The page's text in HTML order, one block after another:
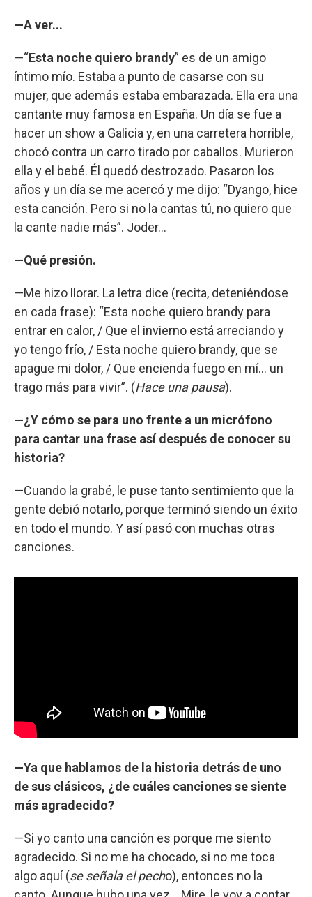
—A ver...
—“Esta noche quiero brandy” es de un amigo
íntimo mío. Estaba a punto de casarse con su
mujer, que además estaba embarazada. Ella era una
cantante muy famosa en España. Un día se fue a
hacer un show a Galicia y, en una carretera horrible,
chocó contra un carro tirado por caballos. Murieron
ella y el bebé. Él quedó destrozado. Pasaron los
años y un día se me acercó y me dijo: “Dyango, hice
esta canción. Pero si no la cantas tú, no quiero que
la cante nadie más”. Joder...
—Qué presión.
—Me hizo llorar. La letra dice (recita, deteniéndose
en cada frase): “Esta noche quiero brandy para
entrar en calor, / Que el invierno está arreciando y
yo tengo frío, / Esta noche quiero brandy, que se
apague mi dolor, / Que encienda fuego en mí... un
trago más para vivir”. (Hace una pausa).
—¿Y cómo se para uno frente a un micrófono
para cantar una frase así después de conocer su
historia?
—Cuando la grabé, le puse tanto sentimiento que la
gente debió notarlo, porque terminó siendo un éxito
en todo el mundo. Y así pasó con muchas otras
canciones.
—Ya que hablamos de la historia detrás de uno
de sus clásicos, ¿de cuáles canciones se siente
más agradecido?
—Si yo canto una canción es porque me siento
agradecido. Si no me ha chocado, si no me toca
algo aquí (se señala el pecho), entonces no la